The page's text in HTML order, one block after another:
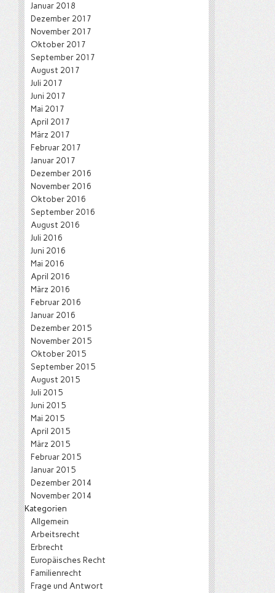
Januar 2018
Dezember 2017
November 2017
Oktober 2017
September 2017
August 2017
Juli 2017
Juni 2017
Mai 2017
April 2017
März 2017
Februar 2017
Januar 2017
Dezember 2016
November 2016
Oktober 2016
September 2016
August 2016
Juli 2016
Juni 2016
Mai 2016
April 2016
März 2016
Februar 2016
Januar 2016
Dezember 2015
November 2015
Oktober 2015
September 2015
August 2015
Juli 2015
Juni 2015
Mai 2015
April 2015
März 2015
Februar 2015
Januar 2015
Dezember 2014
November 2014
Kategorien
Allgemein
Arbeitsrecht
Erbrecht
Europäisches Recht
Familienrecht
Frage und Antwort